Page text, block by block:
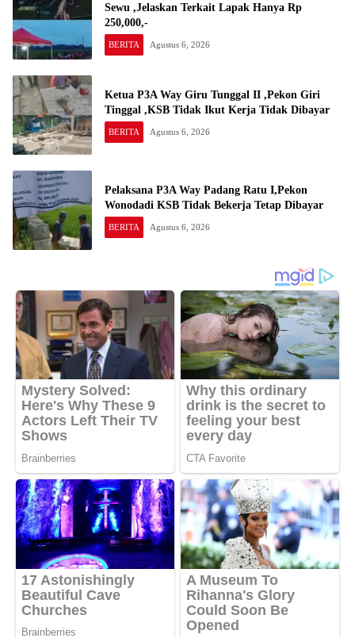
Sewu ,Jelaskan Terkait Lapak Hanya Rp
250,000,-
BERITA Agustus 6, 2026
Ketua P3A Way Giru Tunggal II ,Pekon Giri
Tinggal ,KSB Tidak Ikut Kerja Tidak Dibayar
BERITA Agustus 6, 2026
Pelaksana P3A Way Padang Ratu I,Pekon
Wonodadi KSB Tidak Bekerja Tetap Dibayar
BERITA Agustus 6, 2026